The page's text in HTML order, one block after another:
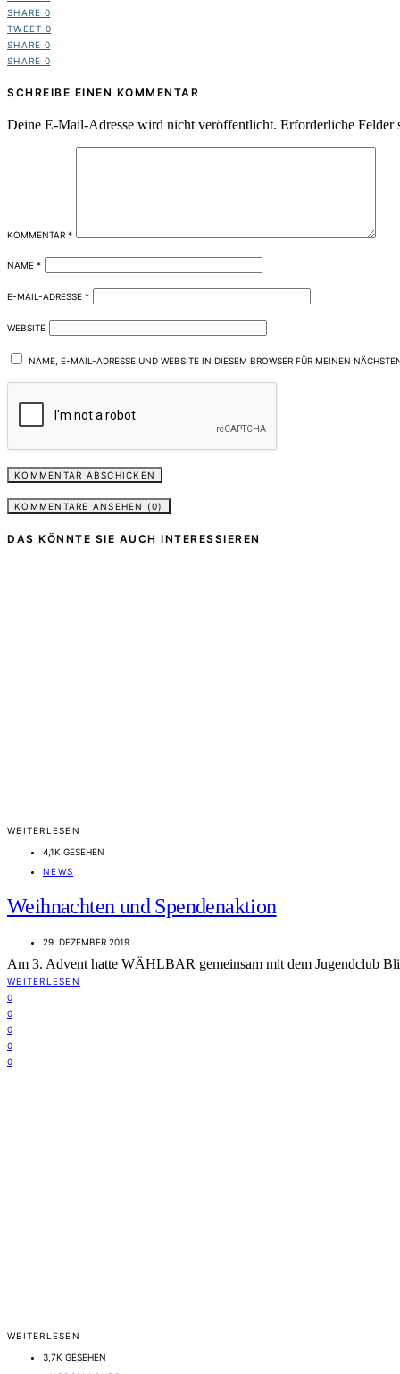
SHARE 0
TWEET 0
SHARE 0
SHARE 0
SCHREIBE EINEN KOMMENTAR
Deine E-Mail-Adresse wird nicht veröffentlicht. Erforderliche Felder
KOMMENTAR *
NAME *
E-MAIL-ADRESSE *
WEBSITE
NAME, E-MAIL-ADRESSE UND WEBSITE IN DIESEM BROWSER FÜR MEINEN
KOMMENTARE ANSEHEN (0)
DAS KÖNNTE SIE AUCH INTERESSIEREN
WEITERLESEN
4,1K GESEHEN
NEWS
Weihnachten und Spendenaktion
29. DEZEMBER 2019
Am 3. Advent hatte WÄHLBAR gemeinsam mit dem Jugendclub
WEITERLESEN
0
0
0
0
0
WEITERLESEN
3,7K GESEHEN